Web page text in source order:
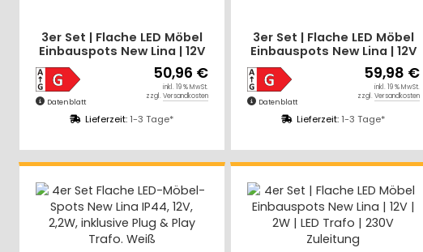
3er Set | Flache LED Möbel
Einbauspots New Lina | 12V
| 2W | LED Trafo | 72mm
Lieferzeit:1-3 Tage*
Datenblatt
50,96 €
inkl. 19 % MwSt.
zzgl. Versandkosten
3er Set | Flache LED Möbel
Einbauspots New Lina | 12V
| 2W | LED Trafo | mit
Schnurschalter
Lieferzeit:1-3 Tage*
Datenblatt
59,98 €
inkl. 19 % MwSt.
zzgl. Versandkosten